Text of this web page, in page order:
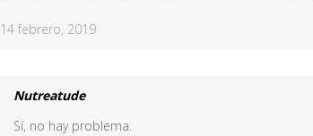
14 febrero, 2019
Nutreatude
Sí, no hay problema.